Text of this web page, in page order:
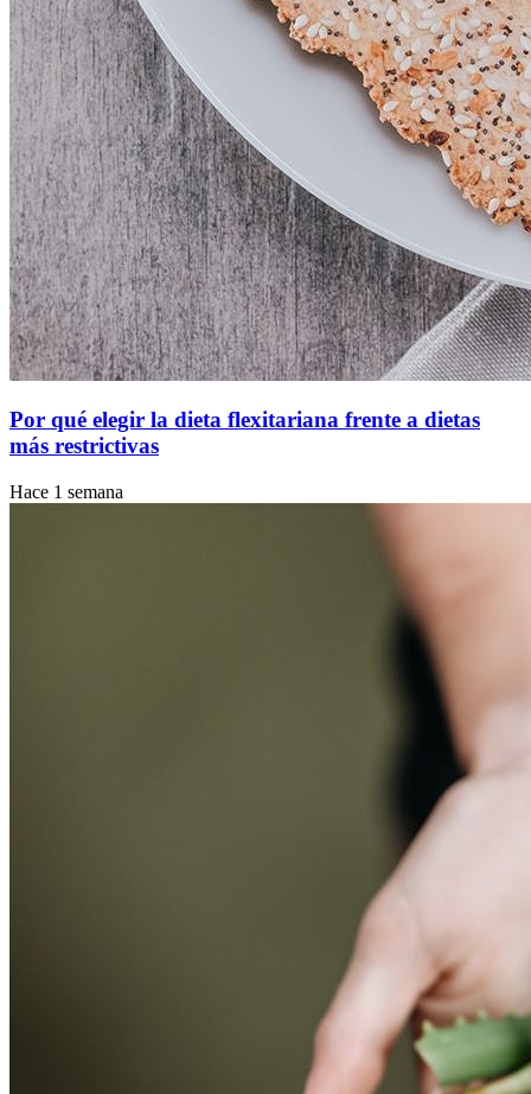
Por qué elegir la dieta flexitariana frente a dietas
más restrictivas
Hace 1 semana